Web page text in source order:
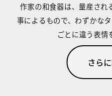
作家の和食器は、量産され
事によるもので、わずかな
ごとに違う表情
さら